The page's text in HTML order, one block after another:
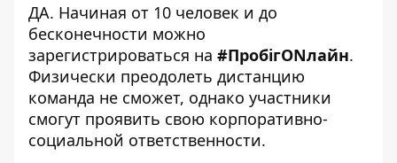
ДА. Начиная от 10 человек и до
бесконечности можно
зарегистрироваться на #ПробігONлайн.
Физически преодолеть дистанцию ​​
команда не сможет, однако участники
смогут проявить свою корпоративно-
социальной ответственности.